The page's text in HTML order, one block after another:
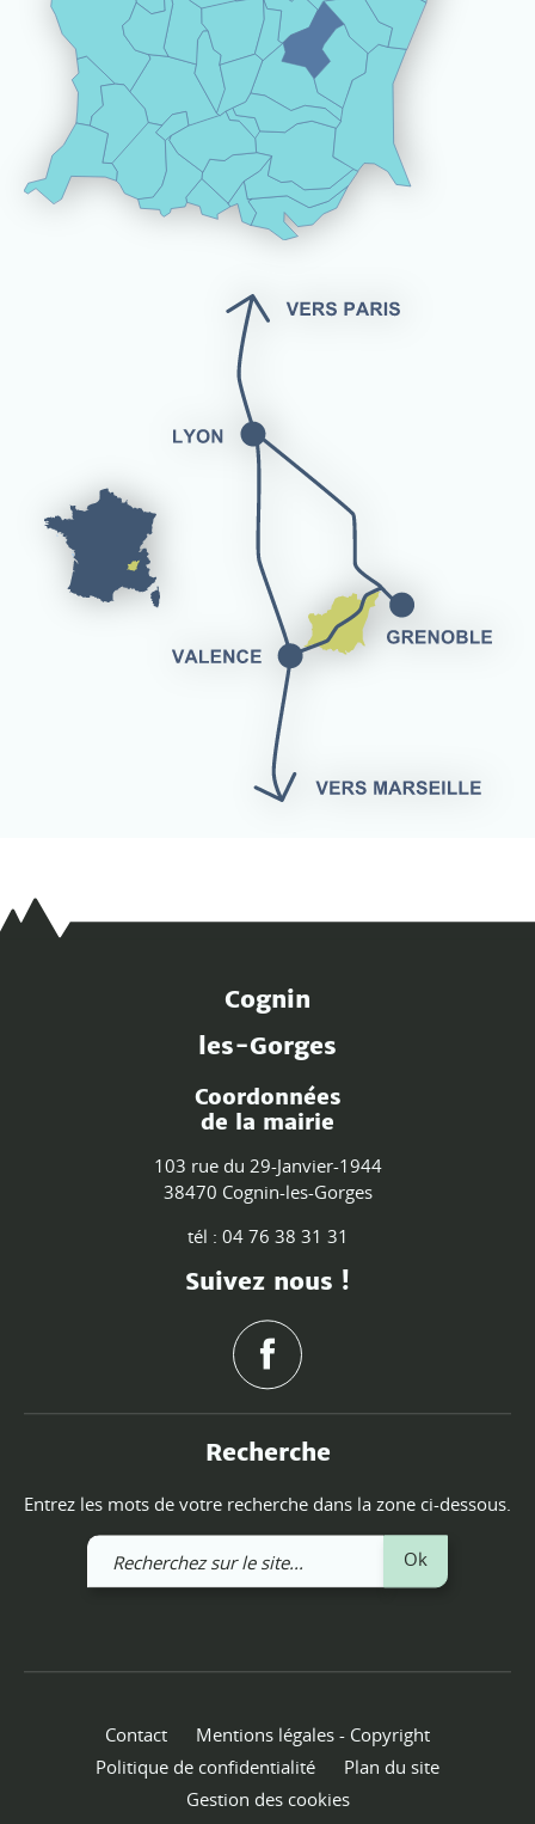
Cognin
les-Gorges
Coordonnées
de la mairie
103 rue du 29-Janvier-1944
38470 Cognin-les-Gorges
tél : 04 76 38 31 31
Suivez nous !
Recherche
Entrez les mots de votre recherche dans la zone ci-dessous.
Recherchez
sur
Ok
Contact
Mentions légales - Copyright
Politique de confidentialité
Plan du site
Gestion des cookies